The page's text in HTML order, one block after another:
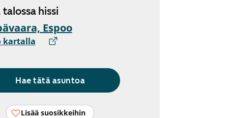
talossa hissi
Espoo
kartalla
Hae tätä asuntoa
Lisää suosikkeihin